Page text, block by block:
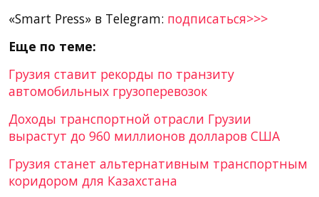
«Smart Press» в Telegram: подписаться>>>
Еще по теме:
Грузия ставит рекорды по транзиту
автомобильных грузоперевозок
Доходы транспортной отрасли Грузии
вырастут до 960 миллионов долларов США
Грузия станет альтернативным транспортным
коридором для Казахстана